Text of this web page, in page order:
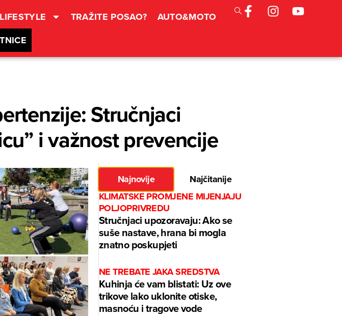
LIFESTYLE TRAŽITE POSAO?
AUTO&MOTO
Stručnjaci
i važnost prevencije
Najnovije
Najčitanije
KLIMATSKE PROMJENE MIJENJAJU
POLJOPRIVREDU
Stručnjaci upozoravaju: Ako se
suše nastave, hrana bi mogla
znatno poskupjeti
NE TREBATE JAKA SREDSTVA
Kuhinja će vam blistati: Uz ove
trikove lako uklonite otiske,
masnoću i tragove vode